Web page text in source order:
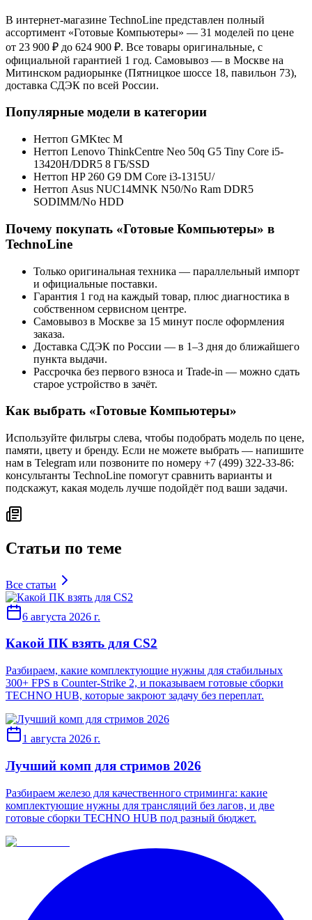
В интернет-магазине TechnoLine представлен полный
ассортимент «Готовые Компьютеры» — 31 моделей по цене
от 23 900 ₽ до 624 900 ₽. Все товары оригинальные, с
официальной гарантией 1 год. Самовывоз — в Москве на
Митинском радиорынке (Пятницкое шоссе 18, павильон 73),
доставка СДЭК по всей России.
Популярные модели в категории
Неттоп GMKtec M
Неттоп Lenovo ThinkCentre Neo 50q G5 Tiny Core i5-
13420H/DDR5 8 ГБ/SSD
Неттоп HP 260 G9 DM Core i3-1315U/
Неттоп Asus NUC14MNK N50/No Ram DDR5
SODIMM/No HDD
Почему покупать «Готовые Компьютеры» в
TechnoLine
Только оригинальная техника — параллельный импорт
и официальные поставки.
Гарантия 1 год на каждый товар, плюс диагностика в
собственном сервисном центре.
Самовывоз в Москве за 15 минут после оформления
заказа.
Доставка СДЭК по России — в 1–3 дня до ближайшего
пункта выдачи.
Рассрочка без первого взноса и Trade-in — можно сдать
старое устройство в зачёт.
Как выбрать «Готовые Компьютеры»
Используйте фильтры слева, чтобы подобрать модель по цене,
памяти, цвету и бренду. Если не можете выбрать — напишите
нам в Telegram или позвоните по номеру +7 (499) 322-33-86:
консультанты TechnoLine помогут сравнить варианты и
подскажут, какая модель лучше подойдёт под ваши задачи.
Статьи по теме
Все статьи
6 августа 2026 г.
Какой ПК взять для CS2
Разбираем, какие комплектующие нужны для стабильных
300+ FPS в Counter-Strike 2, и показываем готовые сборки
TECHNO HUB, которые закроют задачу без переплат.
1 августа 2026 г.
Лучший комп для стримов 2026
Разбираем железо для качественного стриминга: какие
комплектующие нужны для трансляций без лагов, и две
готовые сборки TECHNO HUB под разный бюджет.